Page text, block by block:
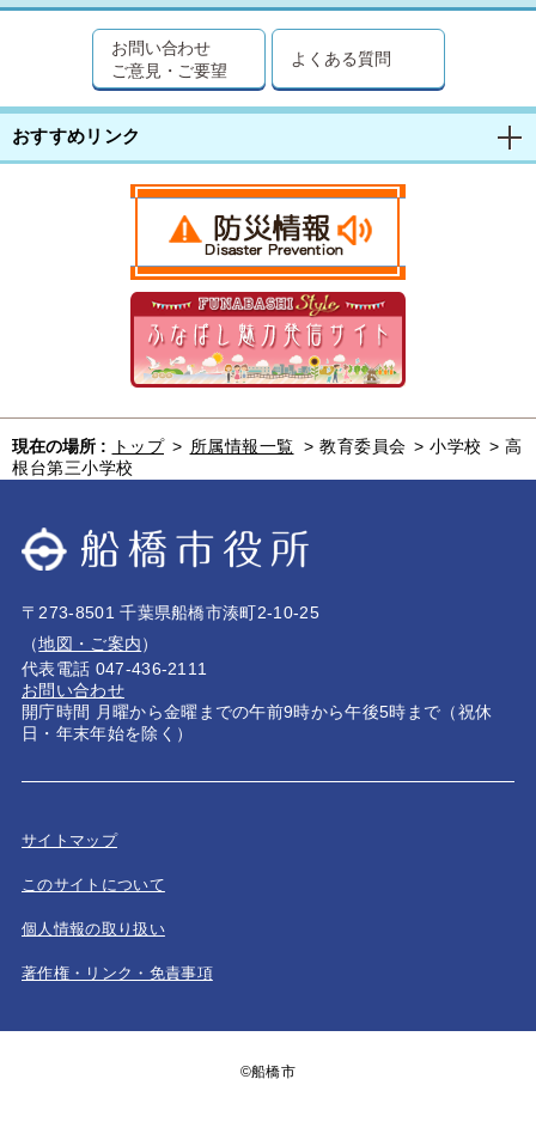
お問い合わせ
ご意見・ご要望
よくある質問
おすすめリンク
現在の場所 : トップ > 所属情報一覧 > 教育委員会 > 小学校 > 高
根台第三小学校
〒273-8501 千葉県船橋市湊町2-10-25
（地図・ご案内）
代表電話 047-436-2111
お問い合わせ
開庁時間 月曜から金曜までの午前9時から午後5時まで（祝休
日・年末年始を除く）
サイトマップ
このサイトについて
個人情報の取り扱い
著作権・リンク・免責事項
©船橋市